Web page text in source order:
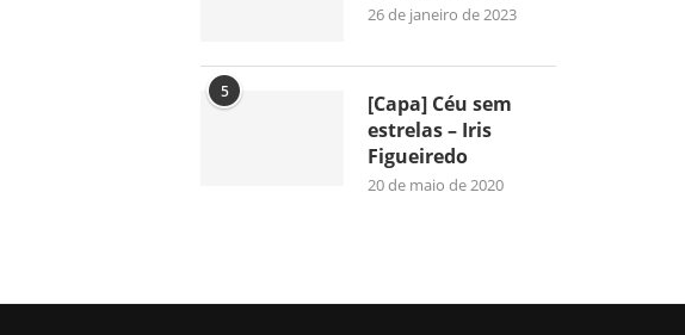
26 de janeiro de 2023
5
[Capa] Céu sem
estrelas – Iris
Figueiredo
20 de maio de 2020